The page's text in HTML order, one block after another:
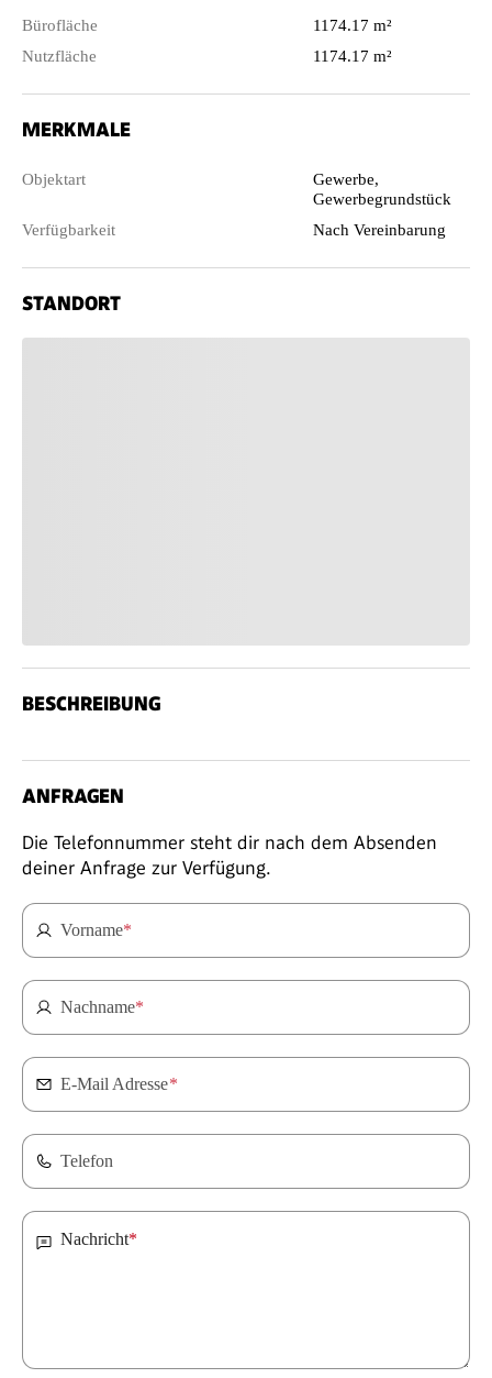
Bürofläche
1174.17 m²
Nutzfläche
1174.17 m²
MERKMALE
Objektart
Gewerbe,
Gewerbegrundstück
Verfügbarkeit
Nach Vereinbarung
STANDORT
BESCHREIBUNG
ANFRAGEN
Die Telefonnummer steht dir nach dem Absenden
deiner Anfrage zur Verfügung.
Vorname*
Nachname*
E-Mail Adresse*
Telefon
Nachricht*